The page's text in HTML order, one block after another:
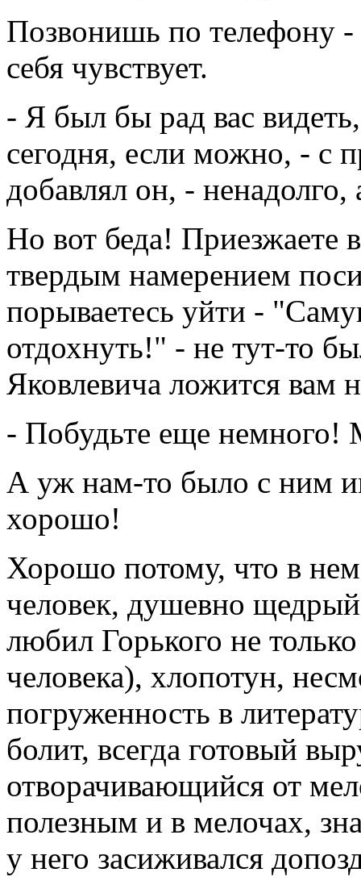
Позвонишь по телефону -
себя чувствует.
- Я был бы рад вас
сегодня, если можно, - с
добавлял он, - ненадолго,
Но вот беда! Приезжаете
твердым намерением
порываетесь уйти -
отдохнуть!" - не тут-то
Яковлевича ложится вам
- Побудьте еще немного!
А уж нам-то было с ним
хорошо!
Хорошо потому, что в
человек, душевно
любил Горького не
человека), хлопотун,
погруженность в
болит, всегда готовый
отворачивающийся от
полезным и в мелочах,
у него засиживался